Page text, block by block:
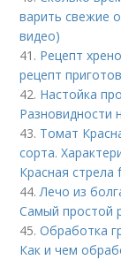
варить свежие
видео)
41. Рецепт
рецепт
42. Настойка
Разновидности
43. Томат
сорта.
Красная стрела
44.Лечо из
Самый простой
45.Обработка
Как и чем